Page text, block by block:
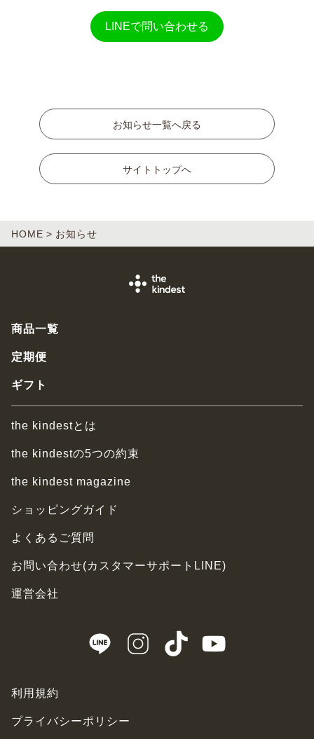
LINEで問い合わせる
お知らせ一覧へ戻る
サイトトップへ
HOME お知らせ
商品一覧
定期便
ギフト
the kindestとは
the kindestの5つの約束
the kindest magazine
ショッピングガイド
よくあるご質問
お問い合わせ(カスタマーサポートLINE)
運営会社
利用規約
プライバシーポリシー